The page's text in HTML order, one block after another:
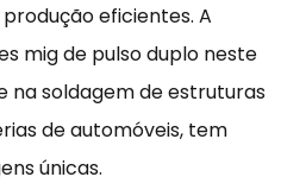
eficientes. A
mig de pulso duplo neste
na soldagem de estruturas
de automóveis, tem
únicas.